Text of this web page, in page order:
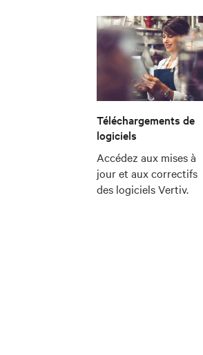
Téléchargements de
logiciels
Accédez aux mises à
jour et aux correctifs
des logiciels Vertiv.